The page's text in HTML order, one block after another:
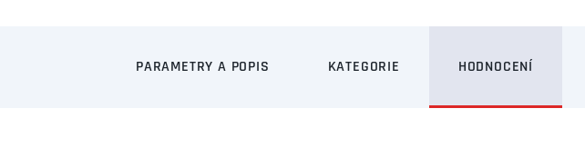
PARAMETRY A POPIS KATEGORIE HODNOCENÍ